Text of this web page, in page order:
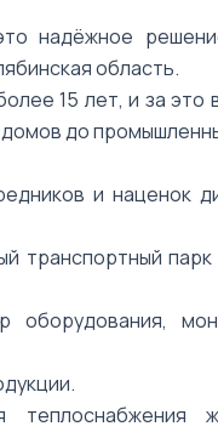
надёжное
область.
15 лет, и за это
до
и наценок
транспортный
оборудования,
теплоснабжения